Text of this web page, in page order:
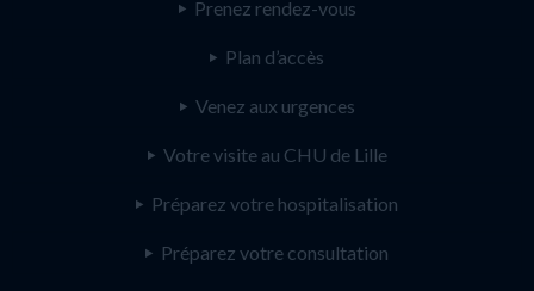
Prenez rendez-vous
Plan d’accès
Venez aux urgences
Votre visite au CHU de Lille
Préparez votre hospitalisation
Préparez votre consultation